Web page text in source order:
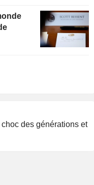
des générations et